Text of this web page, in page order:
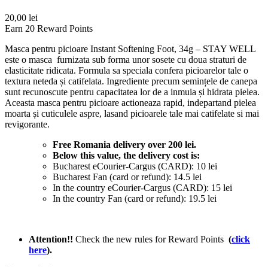
20,00 lei
Earn 20 Reward Points
Masca pentru picioare Instant Softening Foot, 34g – STAY WELL
este o masca furnizata sub forma unor sosete cu doua straturi de
elasticitate ridicata. Formula sa speciala confera picioarelor tale o
textura neteda și catifelata. Ingrediente precum semințele de canepa
sunt recunoscute pentru capacitatea lor de a inmuia și hidrata pielea.
Aceasta masca pentru picioare actioneaza rapid, indepartand pielea
moarta și cuticulele aspre, lasand picioarele tale mai catifelate si mai
revigorante.
Free Romania delivery over 200 lei.
Below this value, the delivery cost is:
Bucharest eCourier-Cargus (CARD): 10 lei
Bucharest Fan (card or refund): 14.5 lei
In the country eCourier-Cargus (CARD): 15 lei
In the country Fan (card or refund): 19.5 lei
Attention!! Check the new rules for Reward Points (click
here).